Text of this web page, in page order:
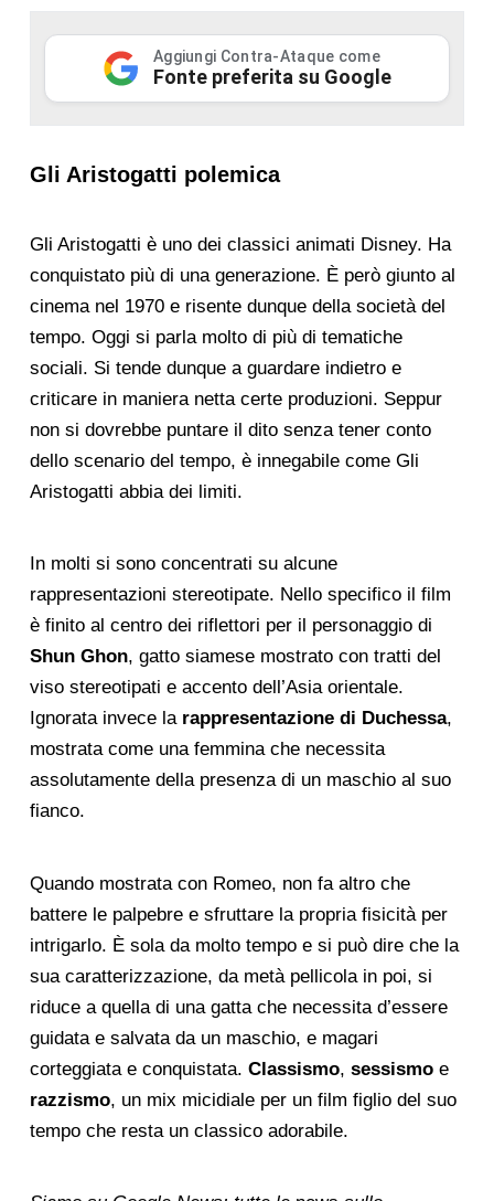
Aggiungi Contra-Ataque come
Fonte preferita su Google
Gli Aristogatti polemica
Gli Aristogatti è uno dei classici animati Disney. Ha
conquistato più di una generazione. È però giunto al
cinema nel 1970 e risente dunque della società del
tempo. Oggi si parla molto di più di tematiche
sociali. Si tende dunque a guardare indietro e
criticare in maniera netta certe produzioni. Seppur
non si dovrebbe puntare il dito senza tener conto
dello scenario del tempo, è innegabile come Gli
Aristogatti abbia dei limiti.
In molti si sono concentrati su alcune
rappresentazioni stereotipate. Nello specifico il film
è finito al centro dei riflettori per il personaggio di
Shun Ghon, gatto siamese mostrato con tratti del
viso stereotipati e accento dell’Asia orientale.
Ignorata invece la rappresentazione di Duchessa,
mostrata come una femmina che necessita
assolutamente della presenza di un maschio al suo
fianco.
Quando mostrata con Romeo, non fa altro che
battere le palpebre e sfruttare la propria fisicità per
intrigarlo. È sola da molto tempo e si può dire che la
sua caratterizzazione, da metà pellicola in poi, si
riduce a quella di una gatta che necessita d’essere
guidata e salvata da un maschio, e magari
corteggiata e conquistata. Classismo, sessismoe
razzismo, un mix micidiale per un film figlio del suo
tempo che resta un classico adorabile.